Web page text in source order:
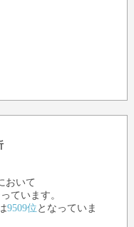
おいて
ています。
9509位 となっていま